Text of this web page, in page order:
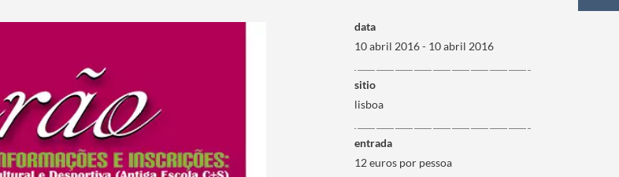
data
10 abril 2016 - 10 abril 2016
sitio
lisboa
entrada
12 euros por pessoa